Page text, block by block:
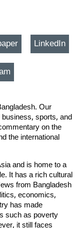
LinkedIn
Our
sports, and
on the
the international
and is home to a
It has a rich cultural
from Bangladesh
economics,
has made
such as poverty
it still faces